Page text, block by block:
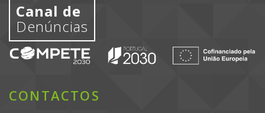
Canal de
Denúncias
CONTACTOS